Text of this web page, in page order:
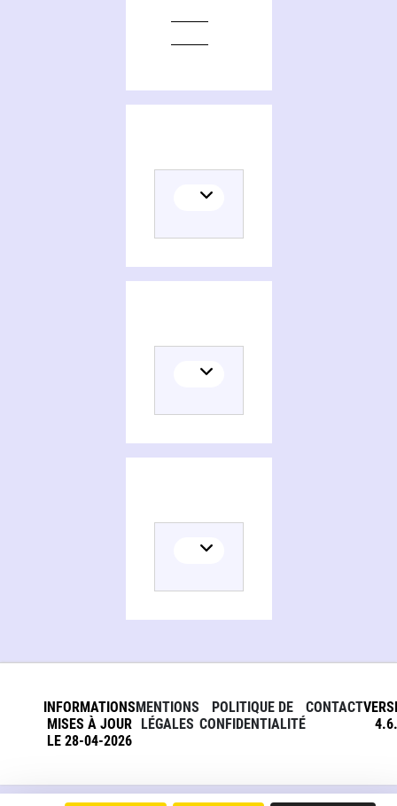
INFORMATIONS
MISES À JOUR
LE 28-04-2026
MENTIONS
LÉGALES
POLITIQUE DE
CONFIDENTIALITÉ
CONTACT